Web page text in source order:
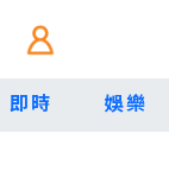
即時 娛樂